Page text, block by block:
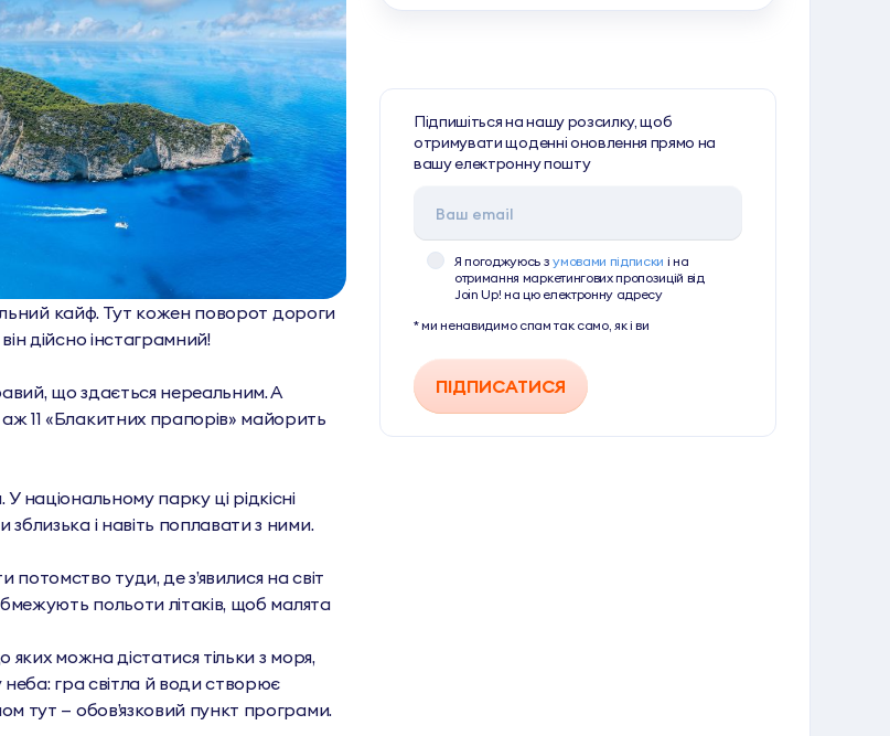
кайф. Тут кожен поворот дороги
дійсно інстаграмний!
що здається нереальним. А
11 «Блакитних прапорів» майорить
національному парку ці рідкісні
і навіть поплавати з ними.
туди, де з’явилися на світ
польоти літаків, щоб малята
можна дістатися тільки з моря,
неба: гра світла й води створює
тут — обов’язковий пункт програми.
Підпишіться на нашу розсилку, щоб
отримувати щоденні оновлення прямо на
вашу електронну пошту
Я погоджуюсь зумовами підписки і на
отримання маркетингових пропозицій від
Join Up! на цю електронну адресу
* ми ненавидимо спам так само, як і ви
ПІДПИСАТИСЯ